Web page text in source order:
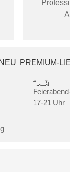
PREMIUM-
17-21 Uhr